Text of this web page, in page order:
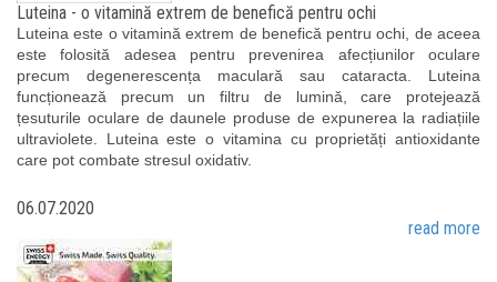
Luteina - o vitamină extrem de benefică pentru ochi
Luteina este o vitamină extrem de benefică pentru ochi, de aceea
este folosită adesea pentru prevenirea afecțiunilor oculare
precum degenerescența maculară sau cataracta. Luteina
funcționează precum un filtru de lumină, care protejează
țesuturile oculare de daunele produse de expunerea la radiațiile
ultraviolete. Luteina este o vitamina cu proprietăți antioxidante
care pot combate stresul oxidativ.
06.07.2020
read more